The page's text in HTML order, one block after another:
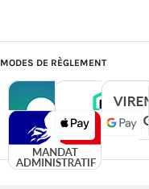
MODES DE RÈGLEMENT